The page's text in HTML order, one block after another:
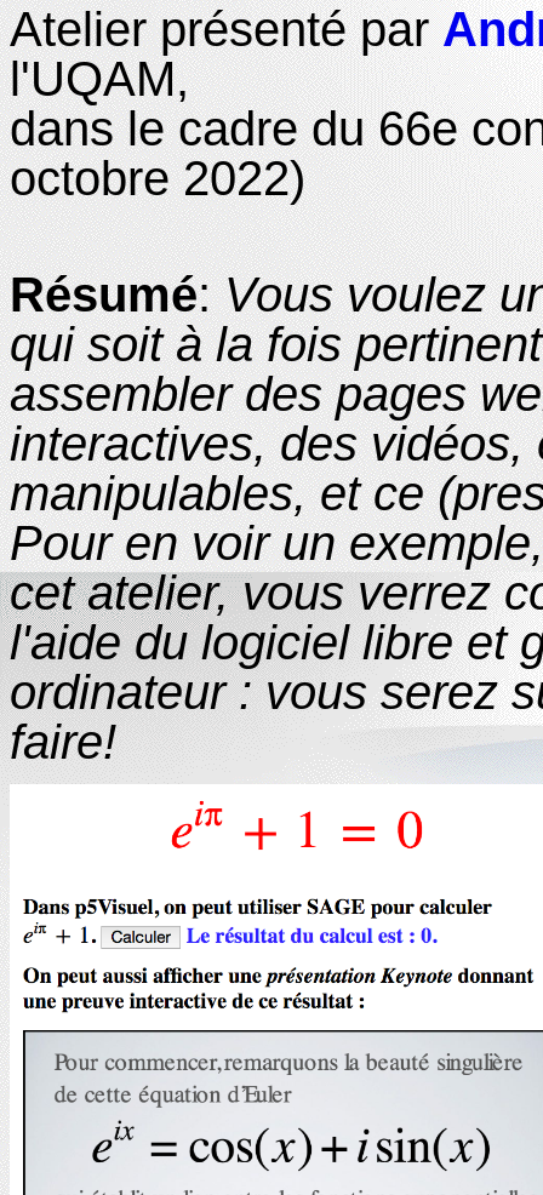
Atelier présenté par
l'UQAM,
dans le cadre du 66e
octobre 2022)
Résumé: Vous voulez
qui soit à la fois
assembler des pages
interactives, des
manipulables, et ce
Pour en voir un
cet atelier, vous verrez
l'aide du logiciel libre et
ordinateur : vous serez
faire!